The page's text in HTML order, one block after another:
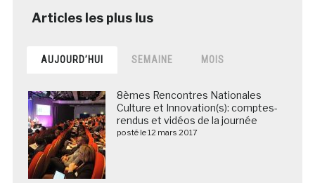
AUJOURD’HUI SEMAINE MOIS
8èmes Rencontres Nationales
Culture et Innovation(s): comptes-
rendus et vidéos de la journée
posté le 12 mars 2017